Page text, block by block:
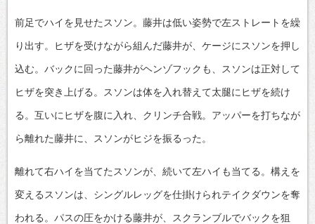
前足でハイを見せたスソン。藤井は低い姿勢で左ストレートを繰
り出す。ヒザを受けながら組んだ藤井が、ケージにスソンを押し
込む。バックに回った藤井がヘンゾフックも、スソンは正対して
ヒザを突き上げる。スソンは体を入れ替えて太腿にヒザを続け
る。互いにヒザを腹に入れ、クリンチ合戦。アッパーを打ちなが
ら離れた藤井に、スソンがヒジを振るった。
離れて右ハイを当てたスソンが、続いて左ハイも当てる。構えを
変えるスソンは、シングルレッグを仕掛けられテイクダウンを奪
われる。パスの圧をかける藤井が、スクランブルでバックを狙